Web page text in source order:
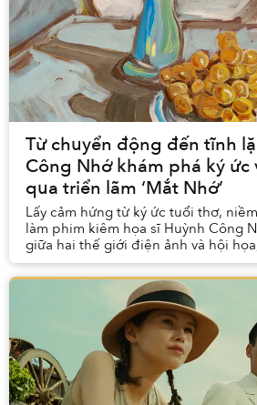
Từ chuyển động đến tĩnh
Công Nhớ khám phá ký ức
qua triển lãm ‘Mắt Nhớ’
Lấy cảm hứng từ ký ức tuổi thơ,
làm phim kiêm họa sĩ Huỳnh Công
giữa hai thế giới điện ảnh và hội
bước vào hành trình tìm kiếm vẻ